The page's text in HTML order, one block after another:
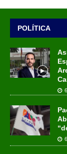
POLÍTICA